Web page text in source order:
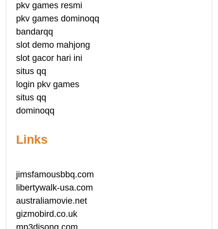
pkv games resmi
pkv games dominoqq
bandarqq
slot demo mahjong
slot gacor hari ini
situs qq
login pkv games
situs qq
dominoqq
Links
jimsfamousbbq.com
libertywalk-usa.com
australiamovie.net
gizmobird.co.uk
mp3djsong.com